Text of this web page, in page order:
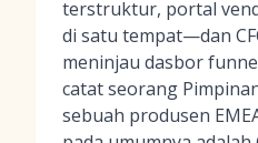
terstruktur, portal
di satu tempat—dan
meninjau dasbor
catat seorang
sebuah produsen